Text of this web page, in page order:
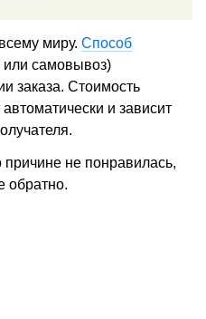
миру. Способ
или самовывоз)
заказа. Стоимость
и зависит
причине не понравилась,
обратно.